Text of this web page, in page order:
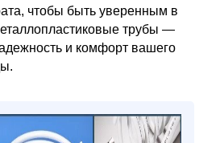
чтобы быть уверенным в
трубы —
и комфорт вашего